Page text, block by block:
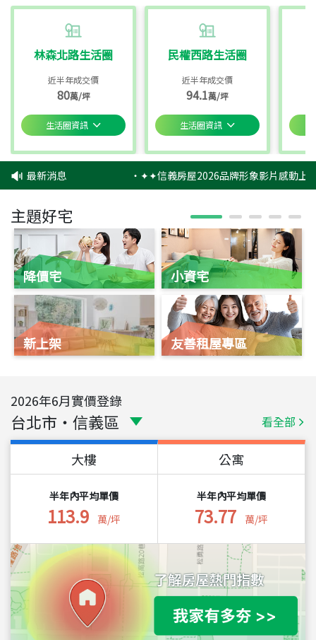
林森北路生活圈
近半年成交價
80萬/坪
生活圈資訊
民權西路生活圈
近半年成交價
94.1萬/坪
生活圈資訊
最新消息 ‧✦✦信義房屋2026品牌形象影片感動上
主題好宅
降價宅
新上架
小資宅
友善租屋專區
2026年6月實價登錄
台北市 ・ 信義區 看全部
大樓
半年內平均單價
113.9 萬/坪
公寓
半年內平均單價
73.77 萬/坪